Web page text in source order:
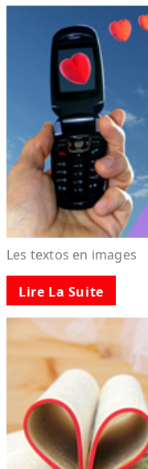
Les textos en images
Lire La Suite